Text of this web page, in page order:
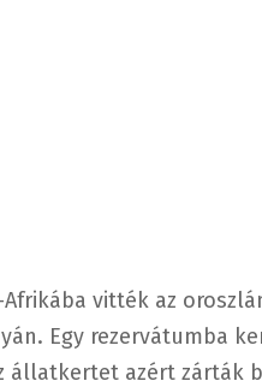
vitték az
Egy rezervátumba
azért zárták